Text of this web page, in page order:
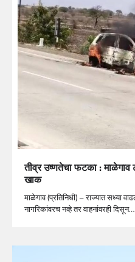
तीव्र उष्णतेचा फटका :
खाक
माळेगाव (प्रतिनिधी) – राज्यात सध्या
नागरिकांवरच नव्हे तर वाहनांवरही दिसून…